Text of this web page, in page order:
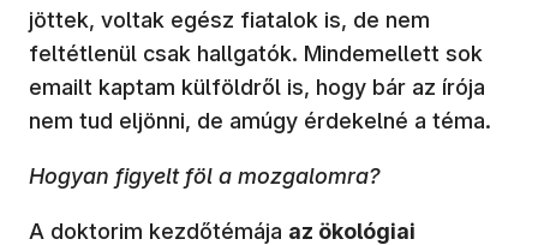
jöttek, voltak egész fiatalok is, de nem
feltétlenül csak hallgatók. Mindemellett sok
emailt kaptam külföldről is, hogy bár az írója
nem tud eljönni, de amúgy érdekelné a téma.
Hogyan figyelt föl a mozgalomra?
A doktorim kezdőtémája az ökológiai